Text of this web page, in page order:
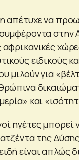
απέτυχε να
στην
ειδικούς
μιλούν για
και
ηγέτες μπορεί
της
είναι απλώς